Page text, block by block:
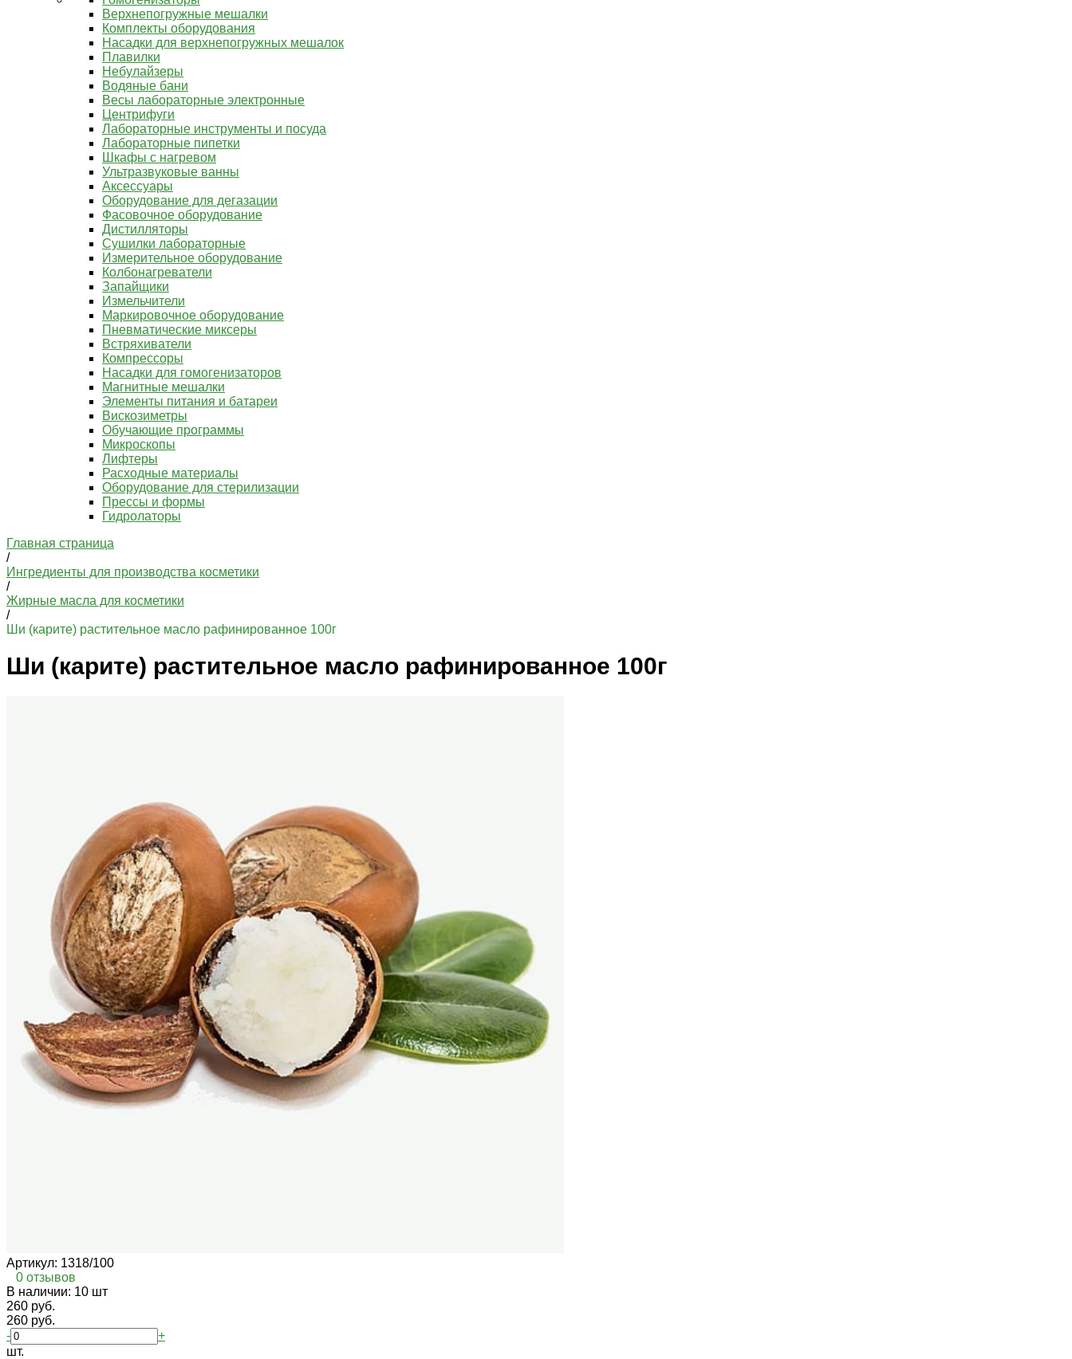
Верхнепогружные мешалки
Комплекты оборудования
Насадки для верхнепогружных мешалок
Плавилки
Небулайзеры
Водяные бани
Весы лабораторные электронные
Центрифуги
Лабораторные инструменты и посуда
Лабораторные пипетки
Шкафы с нагревом
Ультразвуковые ванны
Аксессуары
Оборудование для дегазации
Фасовочное оборудование
Дистилляторы
Сушилки лабораторные
Измерительное оборудование
Колбонагреватели
Запайщики
Измельчители
Маркировочное оборудование
Пневматические миксеры
Встряхиватели
Компрессоры
Насадки для гомогенизаторов
Магнитные мешалки
Элементы питания и батареи
Вискозиметры
Обучающие программы
Микроскопы
Лифтеры
Расходные материалы
Оборудование для стерилизации
Прессы и формы
Гидролаторы
Главная страница
/
Ингредиенты для производства косметики
/
Жирные масла для косметики
/
Ши (карите) растительное масло рафинированное 100г
Ши (карите) растительное масло рафинированное 100г
Артикул: 1318/100
0 отзывов
В наличии: 10 шт
260 руб.
260 руб.
-
+
шт.